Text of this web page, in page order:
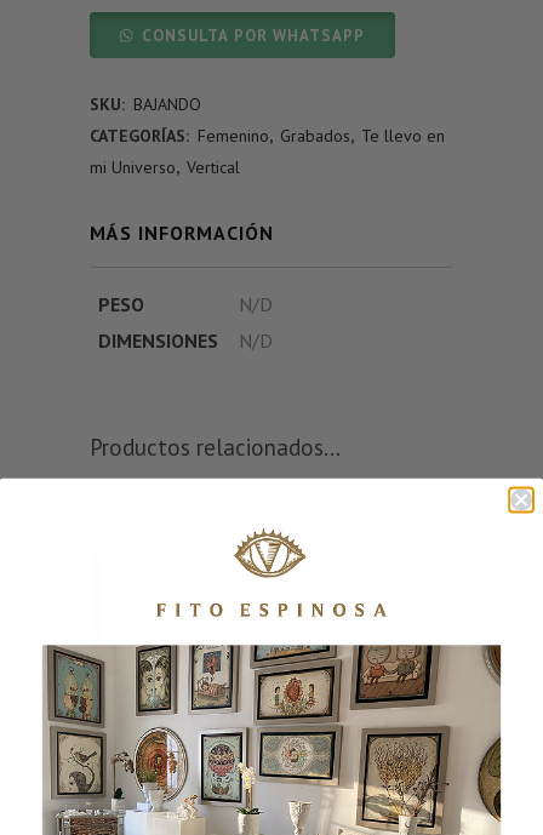
CONSULTA POR WHATSAPP
SKU: BAJANDO
CATEGORÍAS: Femenino, Grabados, Te llevo en
mi Universo, Vertical
MÁS INFORMACIÓN
PESO
N/D
DIMENSIONES
N/D
Productos relacionados...